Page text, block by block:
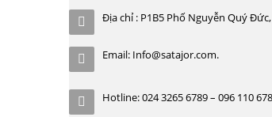
Địa chỉ : P1B5 Phố Nguyễn Quý
Email: Info@satajor.com.
Hotline: 024 3265 6789 – 096 110